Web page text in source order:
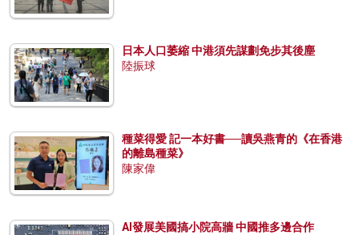
日本人口萎縮 中港須先謀劃免步其後塵
陸振球
種菜得愛 記一本好書──讀吳燕青的《在香港
的離島種菜》
陳家偉
AI發展美國搞小院高牆 中國推多邊合作